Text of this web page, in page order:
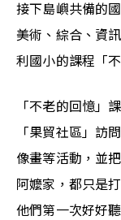
接下島嶼共備的
美術、綜合、資
利國小的課程「
「不老的回憶」
「果貿社區」訪
像畫等活動，並
阿嬤家，都只是
他們第一次好好